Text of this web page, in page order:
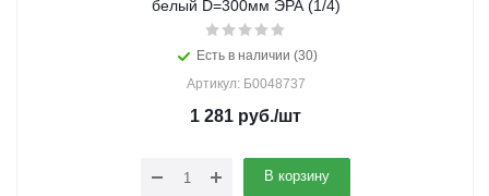
белый D=300мм ЭРА (1/4)
Есть в наличии (30)
Артикул: Б0048737
1 281 руб./шт
В корзину